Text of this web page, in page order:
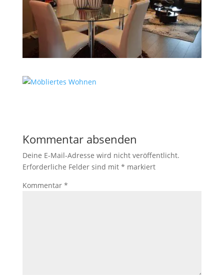
Kommentar absenden
Deine E-Mail-Adresse wird nicht veröffentlicht.
Erforderliche Felder sind mit * markiert
Kommentar *